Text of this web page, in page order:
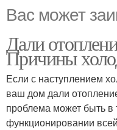
Вас может
Дали
Причины
Если с наступлением
ваш дом дали
проблема может быть в
функционировании